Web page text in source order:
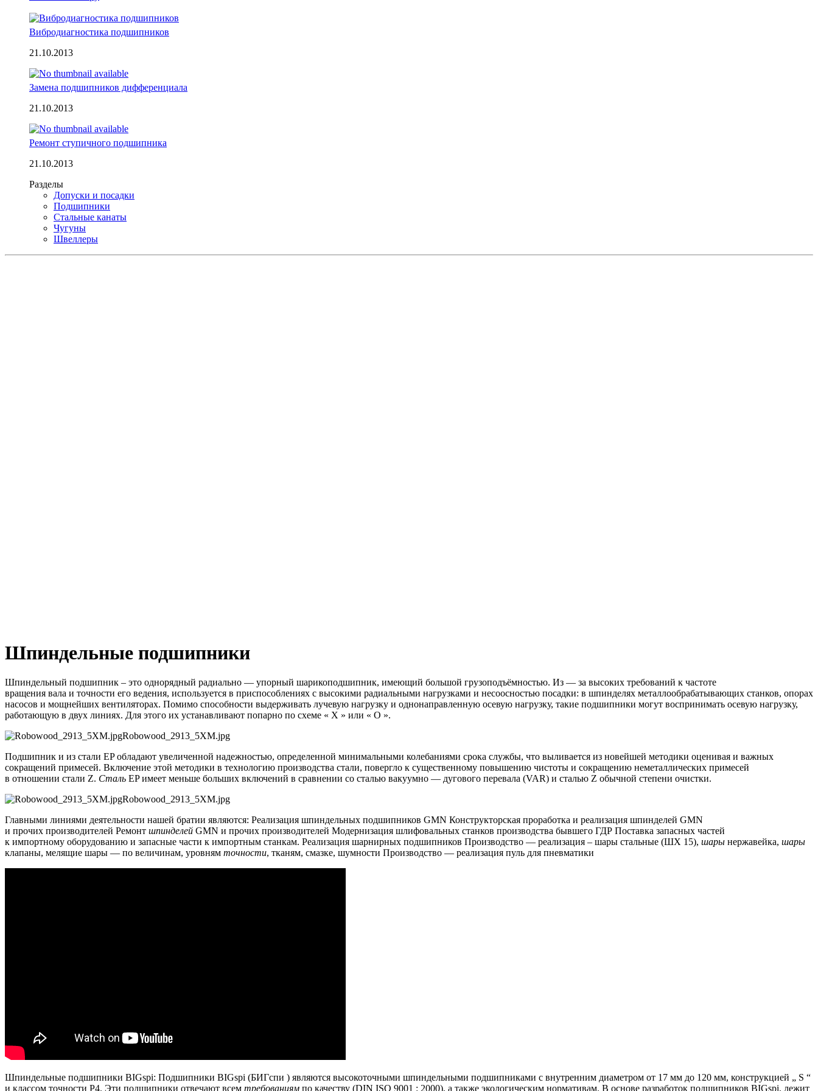
Вибродиагностика подшипников
21.10.2013
Замена подшипников дифференциала
21.10.2013
Ремонт ступичного подшипника
21.10.2013
Разделы
Допуски и посадки
Подшипники
Стальные канаты
Чугуны
Швеллеры
Шпиндельные подшипники
Шпиндельный подшипник – это однорядный радиально — упорный шарикоподшипник, имеющий большой грузоподъёмностью. Из — за высоких требований к частоте
вращения вала и точности его ведения, используется в приспособлениях с высокими радиальными нагрузками и несоосностью посадки: в шпинделях металлообрабатывающих станков, опорах
насосов и мощнейших вентиляторах. Помимо способности выдерживать лучевую нагрузку и однонаправленную осевую нагрузку, такие подшипники могут воспринимать осевую нагрузку,
работающую в двух линиях. Для этого их устанавливают попарно по схеме « Х » или « О ».
Robowood_2913_5XM.jpg
Подшипник и из стали EP обладают увеличенной надежностью, определенной минимальными колебаниями срока службы, что выливается из новейшей методики оценивая и важных
сокращений примесей. Включение этой методики в технологию производства стали, повергло к существенному повышению чистоты и сокращению неметаллических примесей
в отношении стали Z. Сталь EP имеет меньше больших включений в сравнении со сталью вакуумно — дугового перевала (VAR) и сталью Z обычной степени очистки.
Robowood_2913_5XM.jpg
Главными линиями деятельности нашей братии являются: Реализация шпиндельных подшипников GMN Конструкторская проработка и реализация шпинделей GMN
и прочих производителей Ремонт шпинделей GMN и прочих производителей Модернизация шлифовальных станков производства бывшего ГДР Поставка запасных частей
к импортному оборудованию и запасные части к импортным станкам. Реализация шарнирных подшипников Производство — реализация – шары стальные (ШХ 15), шары нержавейка, шары
клапаны, мелящие шары — по величинам, уровням точности, тканям, смазке, шумности Производство — реализация пуль для пневматики
Шпиндельные подшипники BIGspi: Подшипники BIGspi (БИГспи ) являются высокоточными шпиндельными подшипниками с внутренним диаметром от 17 мм до 120 мм, конструкцией „ S “
и классом точности P4. Эти подшипники отвечают всем требованиям по качеству (DIN ISO 9001 : 2000), а также экологическим нормативам. В основе разработок подшипников BIGspi, лежит